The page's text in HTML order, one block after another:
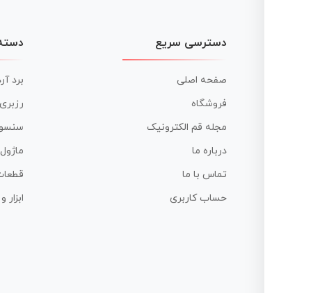
دسترسی سریع
صفحه اصلی
فروشگاه
مجله قم الکترونیک
درباره ما
تماس با ما
حساب کاربری
برد